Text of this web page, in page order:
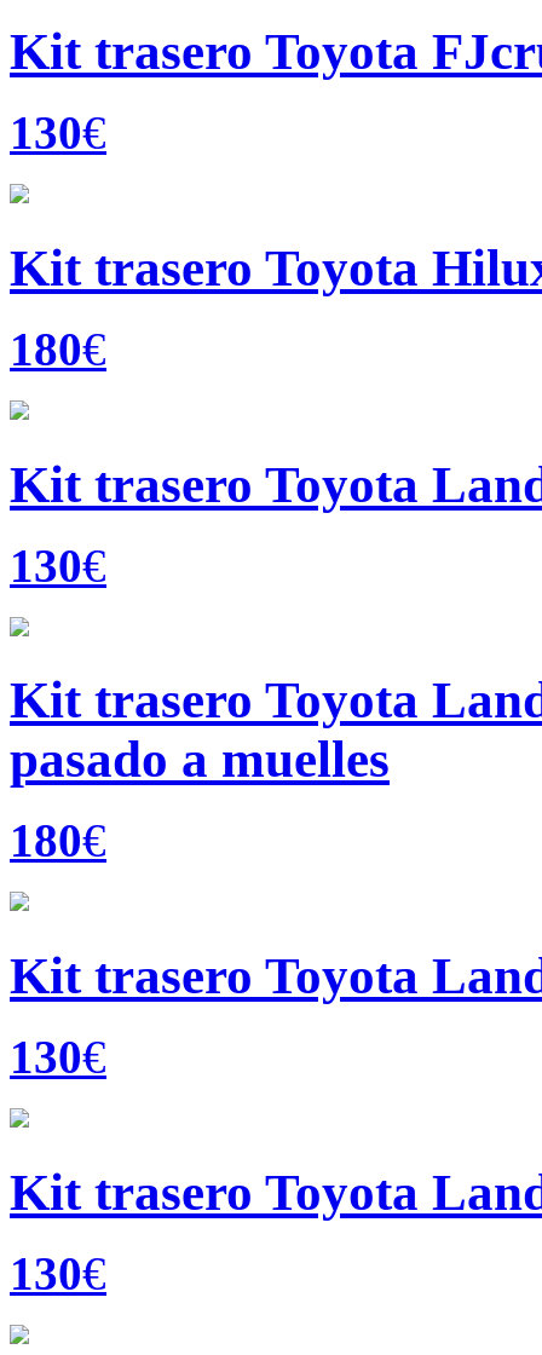
Kit trasero Toyota
130€
Kit trasero Toyota
180€
Kit trasero Toyota
130€
Kit trasero Toyota
pasado a muelles
180€
Kit trasero Toyota
130€
Kit trasero Toyota
130€